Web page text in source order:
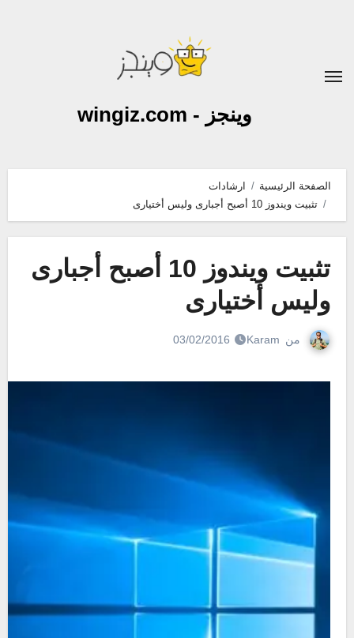
وينجز - wingiz.com
الصفحة الرئيسية
ارشادات
تثبيت ويندوز 10 أصبح أجبارى وليس أختيارى
تثبيت ويندوز 10 أصبح أجبارى
وليس أختيارى
من Karam
03/02/2016